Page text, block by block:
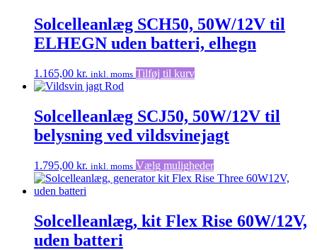
Solcelleanlæg SCH50, 50W/12V til
ELHEGN uden batteri, elhegn
1.165,00 kr. inkl. moms Tilføj til kurv
Solcelleanlæg SCJ50, 50W/12V til
belysning ved vildsvinejagt
1.795,00 kr. inkl. moms Vælg mulighederDette
vare
varianter.
Mulighederne
Solcelleanlæg, kit Flex Rise 60W/12V,
uden batteri